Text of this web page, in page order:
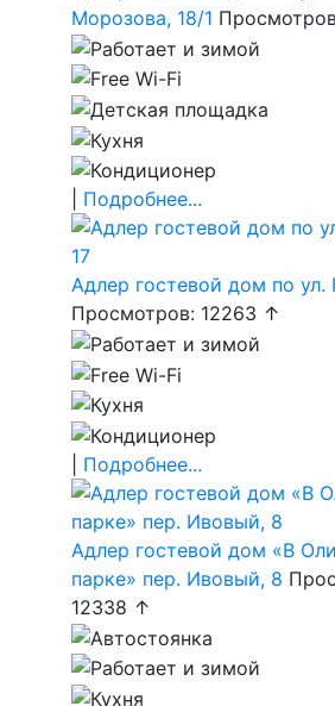
Морозова, 18/1
Подробнее...
Адлер гостевой дом по ул.
Просмотров: 12263 ↑
Подробнее...
Адлер гостевой дом «В
парке» пер. Ивовый, 8
12338 ↑